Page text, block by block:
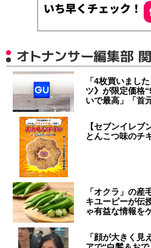
オトナンサー編集部
「4枚買いまし
ツ》が限定価
いで最高」「首
【セブンイレ
とんこつ味のチ
「オクラ」の
キユーピーが伝
ゃ有益な情報を
「顔が大きく